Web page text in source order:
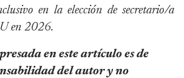
en la elección de secretario/a
en 2026.
en este artículo es de
del autor y no